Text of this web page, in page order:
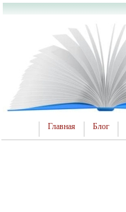
Главная Блог